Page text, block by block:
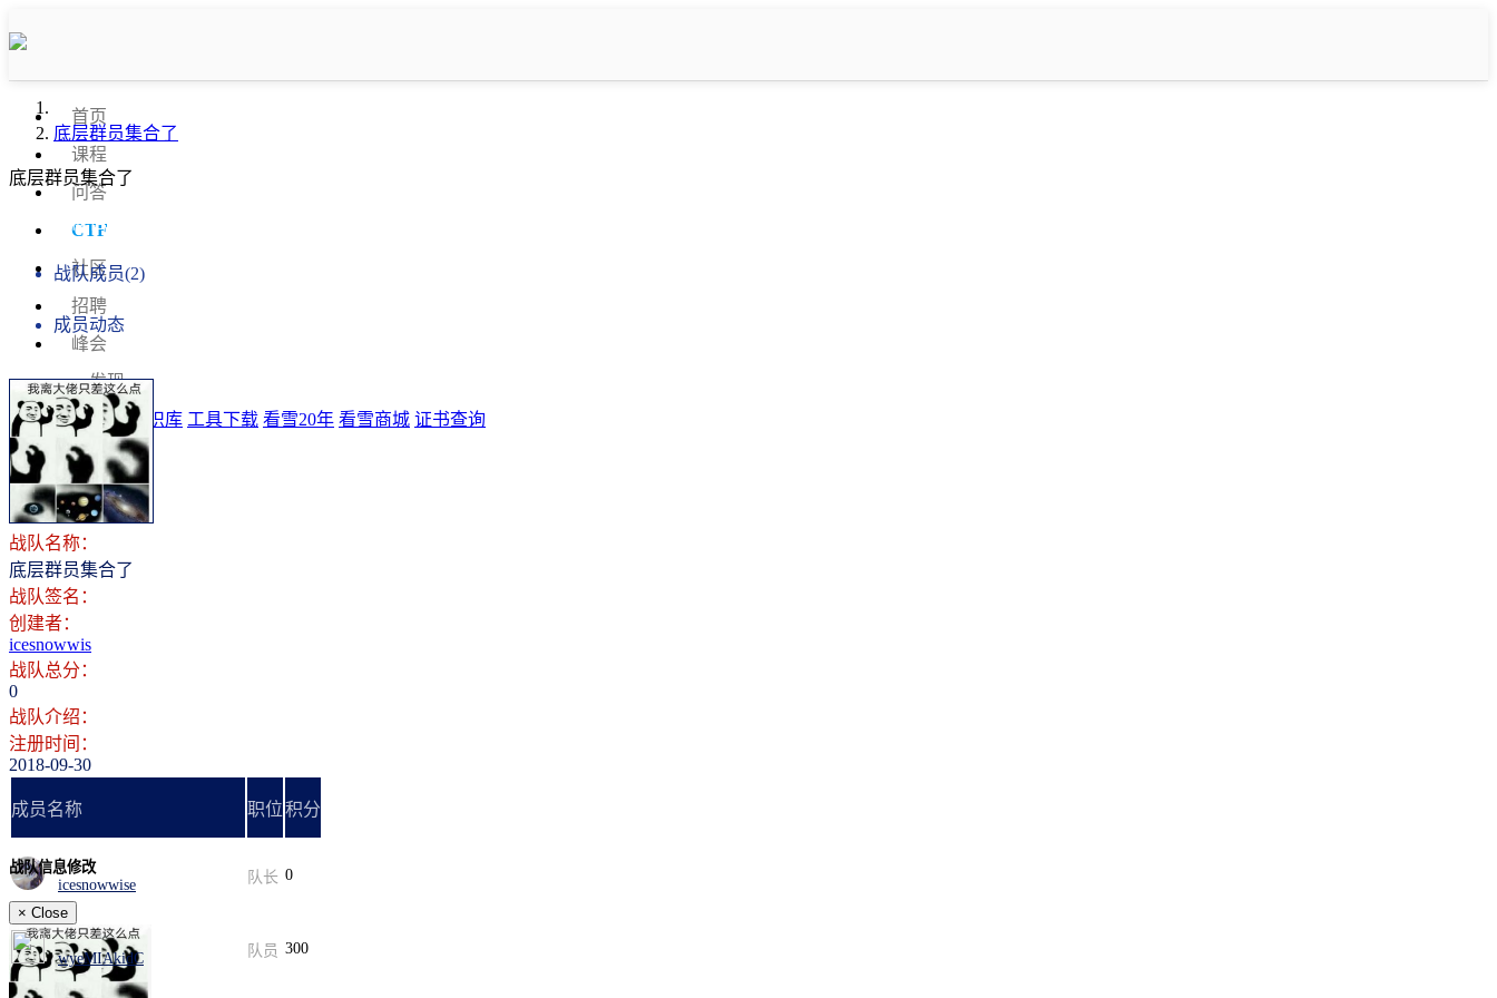
首页
课程
问答
CTF
社区
招聘
峰会
发现
排行榜 知识库 工具下载 看雪20年 看雪商城 证书查询
登录 注册
底层群员集合了
底层群员集合了
战队信息
战队成员(2)
成员动态
战队名称：
底层群员集合了
战队签名：
创建者：
icesnowwis
战队总分：
0
战队介绍：
注册时间：
2018-09-30
成员名称 职位积分
icesnowwise 队长 0
wyeMIAkidC 队员 300
战队信息修改
× Close